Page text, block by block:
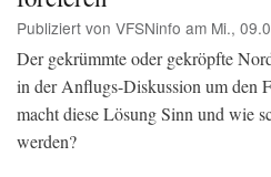
Publiziert von VFSNinfo am Mi.,
Der gekrümmte oder gekröpfte
in der Anflugs-Diskussion um den
macht diese Lösung Sinn und wie
werden?